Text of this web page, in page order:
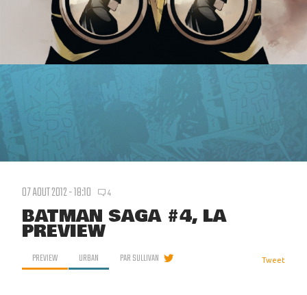
07 AOUT 2012 - 18:10 4
BATMAN SAGA #4, LA
PREVIEW
PREVIEW URBAN PARSULLIVAN Tweet